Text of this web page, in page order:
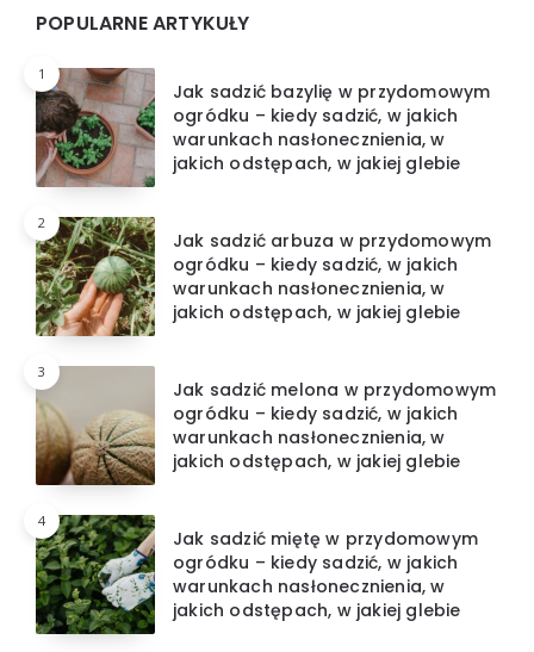
Widgets
POPULARNE ARTYKUŁY
1
Jak sadzić bazylię w przydomowym
ogródku – kiedy sadzić, w jakich
warunkach nasłonecznienia, w
jakich odstępach, w jakiej glebie
2
Jak sadzić arbuza w przydomowym
ogródku – kiedy sadzić, w jakich
warunkach nasłonecznienia, w
jakich odstępach, w jakiej glebie
3
Jak sadzić melona w przydomowym
ogródku – kiedy sadzić, w jakich
warunkach nasłonecznienia, w
jakich odstępach, w jakiej glebie
4
Jak sadzić miętę w przydomowym
ogródku – kiedy sadzić, w jakich
warunkach nasłonecznienia, w
jakich odstępach, w jakiej glebie